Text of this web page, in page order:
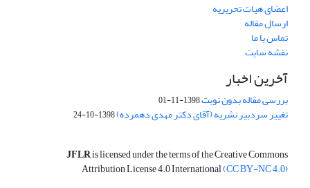
اعضای هیات تحریریه
ارسال مقاله
تماس با ما
نقشه سایت
آخرین اخبار
بررسی مقاله بدون نوبت1398-11-01
تغییر سردبیر نشریه (آقای دکتر مهدی دهمرده)1398-10-24
JFLRis licensed under the terms of the Creative Commons
Attribution License 4.0 International(CC BY-NC 4.0)